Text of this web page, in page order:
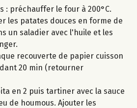
: préchauffer le four à 200°C.
les patates douces en forme de
un saladier avec l'huile et les
recouverte de papier cuisson
20 min (retourner
en 2 puis tartiner avec la sauce
de houmous. Ajouter les